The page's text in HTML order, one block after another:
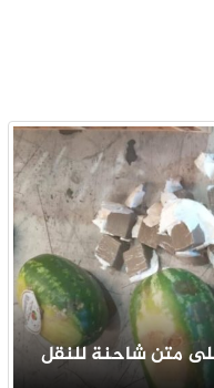
متن شاحنة للنقل